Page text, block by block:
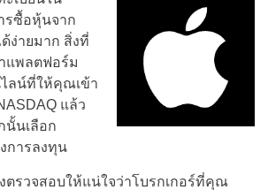
รซื้อหุ้นจาก
ง่ายมาก สิ่งที่
แพลตฟอร์ม
ลน์ที่ให้คุณเข้า
แล้ว
นั้นเลือก
การลงทุน
ตรวจสอบให้แน่ใจว่าโบรกเกอร์ที่คุณ